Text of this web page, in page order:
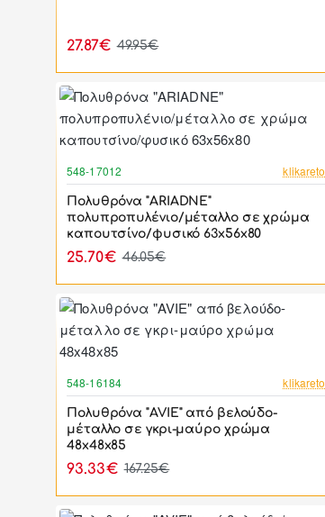
27.87€ 49.95€
548-17012 klikareto
Πολυθρόνα "ARIADNE"
πολυπροπυλένιο/μέταλλο σε χρώμα
καπουτσίνο/φυσικό 63x56x80
25.70€ 46.05€
548-16184 klikareto
Πολυθρόνα "AVIE" από βελούδο-
μέταλλο σε γκρι-μαύρο χρώμα
48x48x85
93.33€ 167.25€